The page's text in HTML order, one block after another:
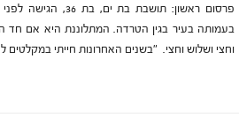
פרסום ראשון: תושבת
וחצי ושלוש וחצי. "בשנים האחרונות חייתי